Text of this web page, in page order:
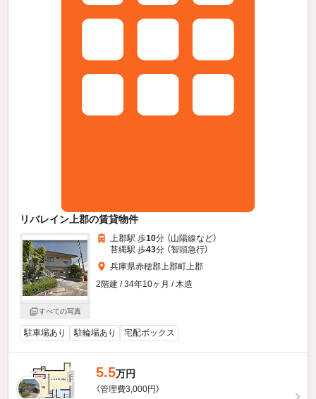
リバレイン上郡の賃貸物件
すべての写真
上郡駅 歩10分 （山陽線など）
苔縄駅 歩43分 （智頭急行）
兵庫県赤穂郡上郡町上郡
2階建 / 34年10ヶ月 / 木造
駐車場あり 駐輪場あり 宅配ボックス
5.5万円
（管理費3,000円）